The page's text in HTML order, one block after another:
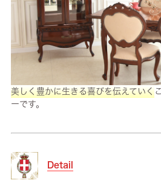
美しく豊かに生きる喜びを伝えていく
ーです。
Detail